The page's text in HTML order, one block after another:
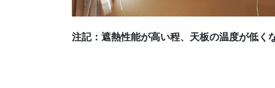
注記：遮熱性能が高い程、天板の温度が低く